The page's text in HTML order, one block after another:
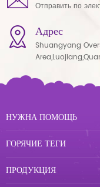
Отправить по
Адрес
Shuangyang
НУЖНА ПОМОЩЬ
ГОРЯЧИЕ ТЕГИ
ПРОДУКЦИЯ